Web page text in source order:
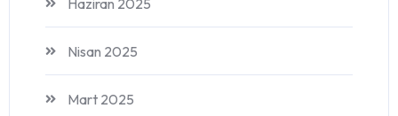
Nisan 2025
Mart 2025